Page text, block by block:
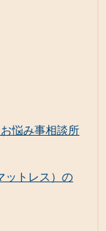
悩み事相談所
トレス）の